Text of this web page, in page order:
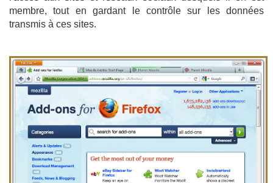
membre, tout en gardant le contrôle sur les données
transmis à ces sites.